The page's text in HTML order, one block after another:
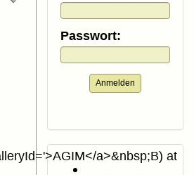
a>&nbsp;B) at
Passwort:
Anmelden